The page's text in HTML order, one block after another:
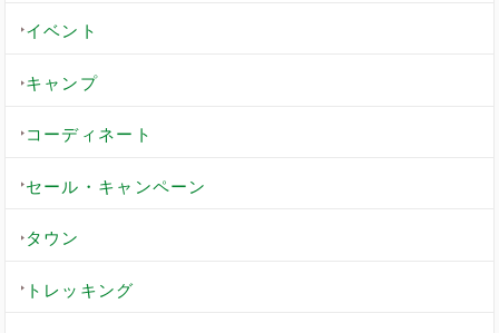
イベント
キャンプ
コーディネート
セール・キャンペーン
タウン
トレッキング